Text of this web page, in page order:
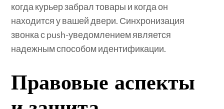
когда курьер забрал товары и когда он
находится у вашей двери. Синхронизация
звонка с push-уведомлением является
надежным способом идентификации.
Правовые аспекты